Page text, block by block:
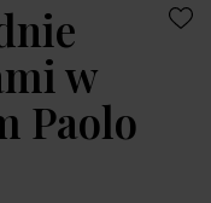
w
Paolo